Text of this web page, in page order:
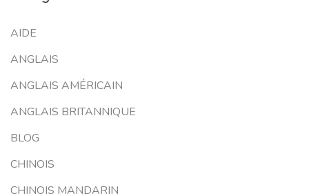
AIDE
ANGLAIS
ANGLAIS AMÉRICAIN
ANGLAIS BRITANNIQUE
BLOG
CHINOIS
CHINOIS MANDARIN